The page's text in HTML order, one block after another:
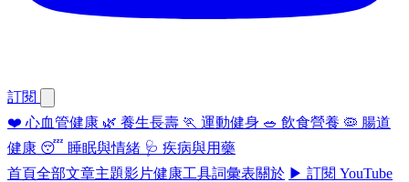
訂閱
❤️ 心血管健康 🌿 養生長壽 🏃 運動健身 🥗 飲食營養 🦠 腸道
健康 😴 睡眠與情緒 🩺 疾病與用藥
首頁全部文章主題影片健康工具詞彙表關於 ▶ 訂閱 YouTube